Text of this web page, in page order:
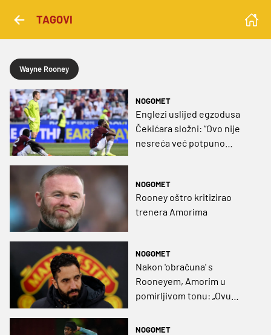
TAGOVI
Wayne Rooney
NOGOMET
Englezi uslijed egzodusa
Čekićara složni: “Ovo nije
nesreća već potpuno
NOGOMET
Rooney oštro kritizirao
trenera Amorima
NOGOMET
Nakon 'obračuna' s
Rooneyem, Amorim u
pomirljivom tonu: „Ovu
NOGOMET